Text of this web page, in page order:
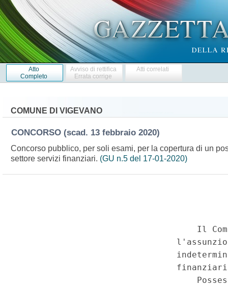
Atto
Completo
Avviso di rettifica
Errata corrige
Atti correlati
COMUNE DI VIGEVANO
CONCORSO (scad. 13 febbraio 2020)
Concorso pubblico, per soli esami, per la copertura di un
settore servizi finanziari. (GU n.5 del 17-01-2020)